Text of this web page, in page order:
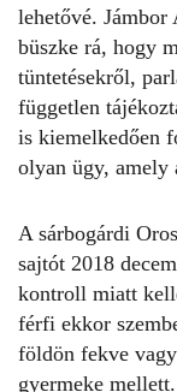
lehetővé. Jámbor
büszke rá, hogy
tüntetésekről,
független
is kiemelkedően
olyan ügy,
A sárbogárdi
sajtót 2018
kontroll miatt
férfi ekkor
földön fekve
gyermeke